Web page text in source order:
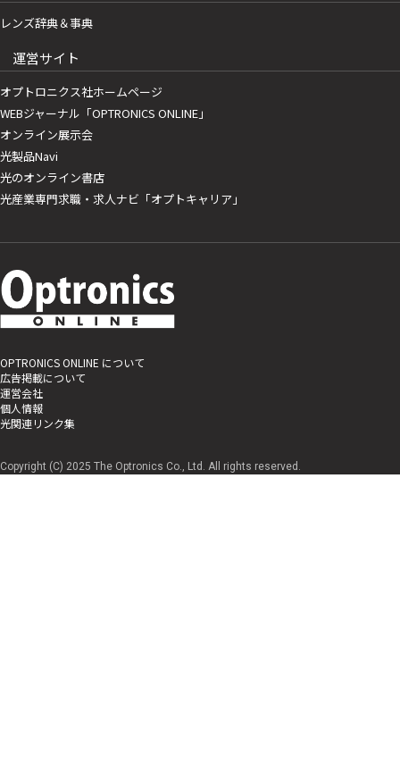
レンズ辞典＆事典
運営サイト
オプトロニクス社ホームページ
WEBジャーナル「OPTRONICS ONLINE」
オンライン展示会
光製品Navi
光のオンライン書店
光産業専門求職・求人ナビ「オプトキャリア」
OPTRONICS ONLINE について
広告掲載について
運営会社
個人情報
光関連リンク集
Copyright (C) 2025 The Optronics Co., Ltd. All rights reserved.